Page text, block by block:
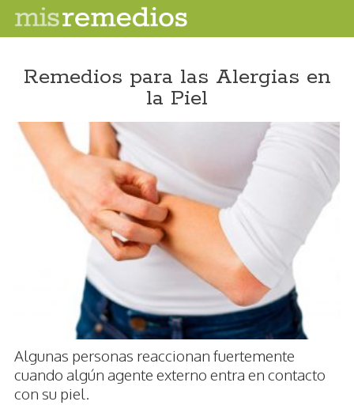
Remedios para las Alergias en
la Piel
Algunas personas reaccionan fuertemente
cuando algún agente externo entra en contacto
con su piel.